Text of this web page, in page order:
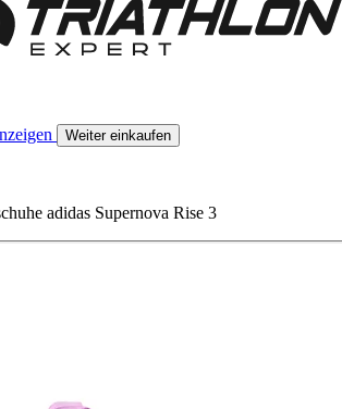
Weiter einkaufen
adidas Supernova Rise 3